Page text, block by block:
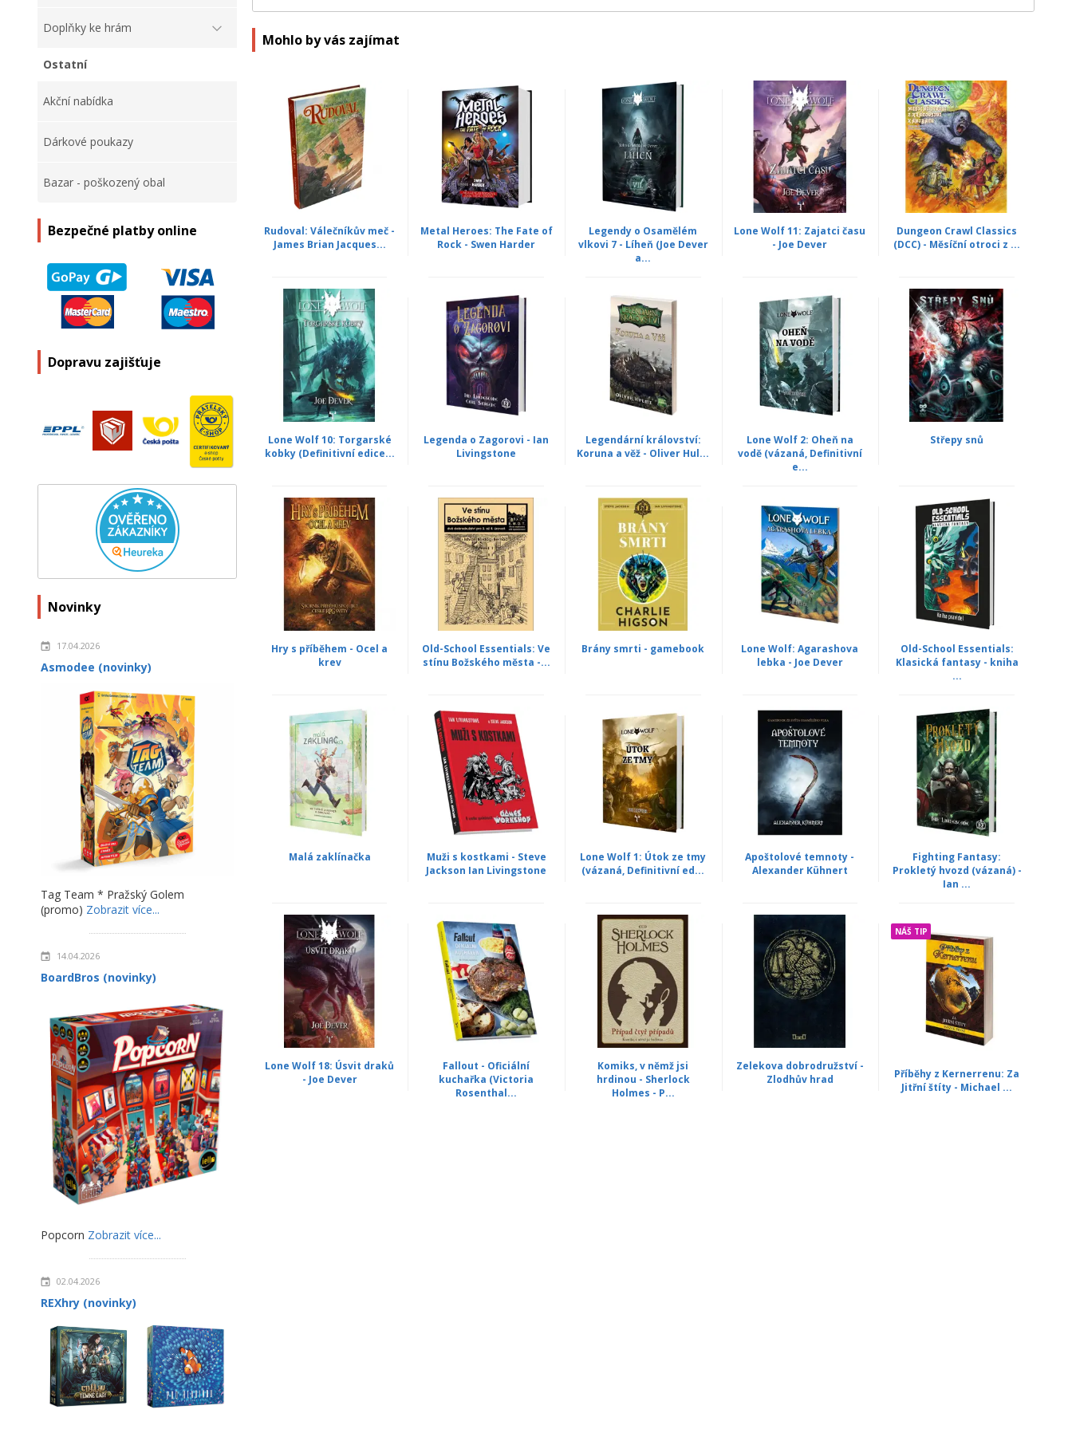
Doplňky ke hrám
Ostatní
Akční nabídka
Dárkové poukazy
Bazar - poškozený obal
Bezpečné platby online
Dopravu zajišťuje
Novinky
17.04.2026
Asmodee (novinky)
Tag Team * Pražský Golem
(promo) Zobrazit více...
14.04.2026
BoardBros (novinky)
Popcorn Zobrazit více...
02.04.2026
REXhry (novinky)
Mohlo by vás zajímat
Rudoval: Válečníkův meč -
James Brian Jacques...
Metal Heroes: The Fate of
Rock - Swen Harder
Legendy o Osamělém
vlkovi 7 - Líheň (Joe Dever
a...
Lone Wolf 11: Zajatci času
- Joe Dever
Dungeon Crawl Classics
(DCC) - Měsíční otroci z ...
Lone Wolf 10: Torgarské
kobky (Definitivní edice...
Legenda o Zagorovi - Ian
Livingstone
Legendární království:
Koruna a věž - Oliver Hul...
Lone Wolf 2: Oheň na
vodě (vázaná, Definitivní
e...
Střepy snů
Hry s příběhem - Ocel a
krev
Old-School Essentials: Ve
stínu Božského města -...
Brány smrti - gamebook
Lone Wolf: Agarashova
lebka - Joe Dever
Old-School Essentials:
Klasická fantasy - kniha
...
Malá zaklínačka
Muži s kostkami - Steve
Jackson Ian Livingstone
Lone Wolf 1: Útok ze tmy
(vázaná, Definitivní ed...
Apoštolové temnoty -
Alexander Kühnert
Fighting Fantasy:
Prokletý hvozd (vázaná) -
Ian ...
Lone Wolf 18: Úsvit draků
- Joe Dever
Fallout - Oficiální
kuchařka (Victoria
Rosenthal...
Komiks, v němž jsi
hrdinou - Sherlock
Holmes - P...
Zelekova dobrodružství -
Zlodhův hrad
NÁŠ TIP
Příběhy z Kernerrenu: Za
Jitřní štíty - Michael ...